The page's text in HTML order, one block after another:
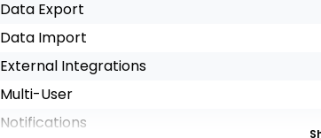
Data Export
Data Import
External Integrations
Multi-User
Notifications